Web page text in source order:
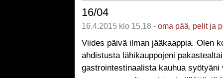
16/04
16.4.2015 klo 15.18 - oma pää, pelit ja
Viides päivä ilman jääkaappia. Olen
ahdistusta lähikauppojeni
gastrointestinaalista kauhua